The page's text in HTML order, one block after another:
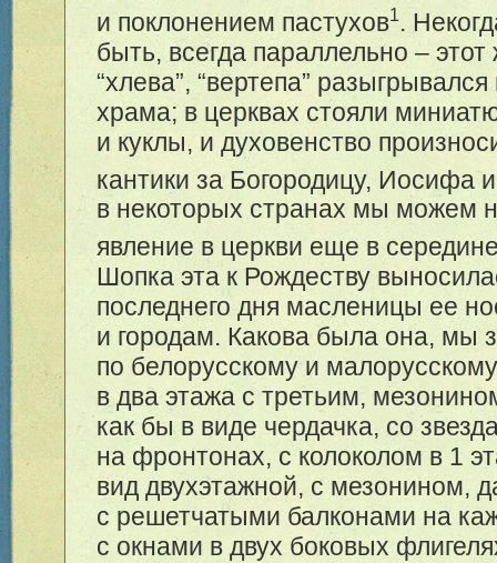
и поклонением пастухов1.
быть, всегда параллельно – этот
“хлева”, “вертепа”
храма; в церквах стояли
и куклы, и духовенство
кантики за Богородицу, Иосифа
в некоторых странах мы можем
явление в церкви еще в
Шопка эта к Рождеству
последнего дня масленицы ее
и городам. Какова была она, мы
по белорусскому и
в два этажа с третьим,
как бы в виде чердачка, со
на фронтонах, с колоколом в 1
вид двухэтажной, с мезонином,
с решетчатыми балконами на
с окнами в двух боковых